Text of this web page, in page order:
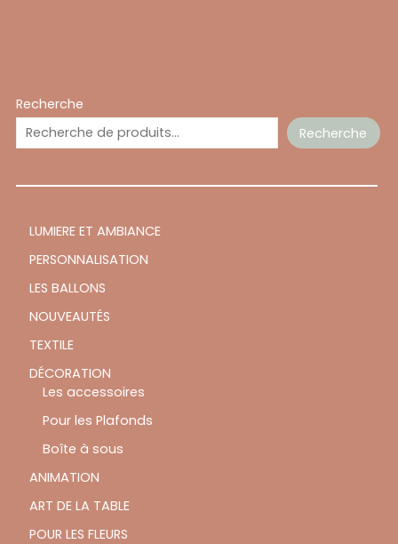
Recherche
Recherche
LUMIERE ET AMBIANCE
PERSONNALISATION
LES BALLONS
NOUVEAUTÉS
TEXTILE
DÉCORATION
Les accessoires
Pour les Plafonds
Boîte à sous
ANIMATION
ART DE LA TABLE
POUR LES FLEURS